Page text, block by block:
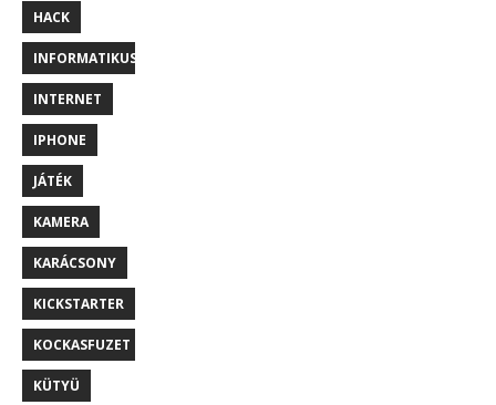
HACK
INFORMATIKUS
INTERNET
IPHONE
JÁTÉK
KAMERA
KARÁCSONY
KICKSTARTER
KOCKASFUZET
KÜTYÜ